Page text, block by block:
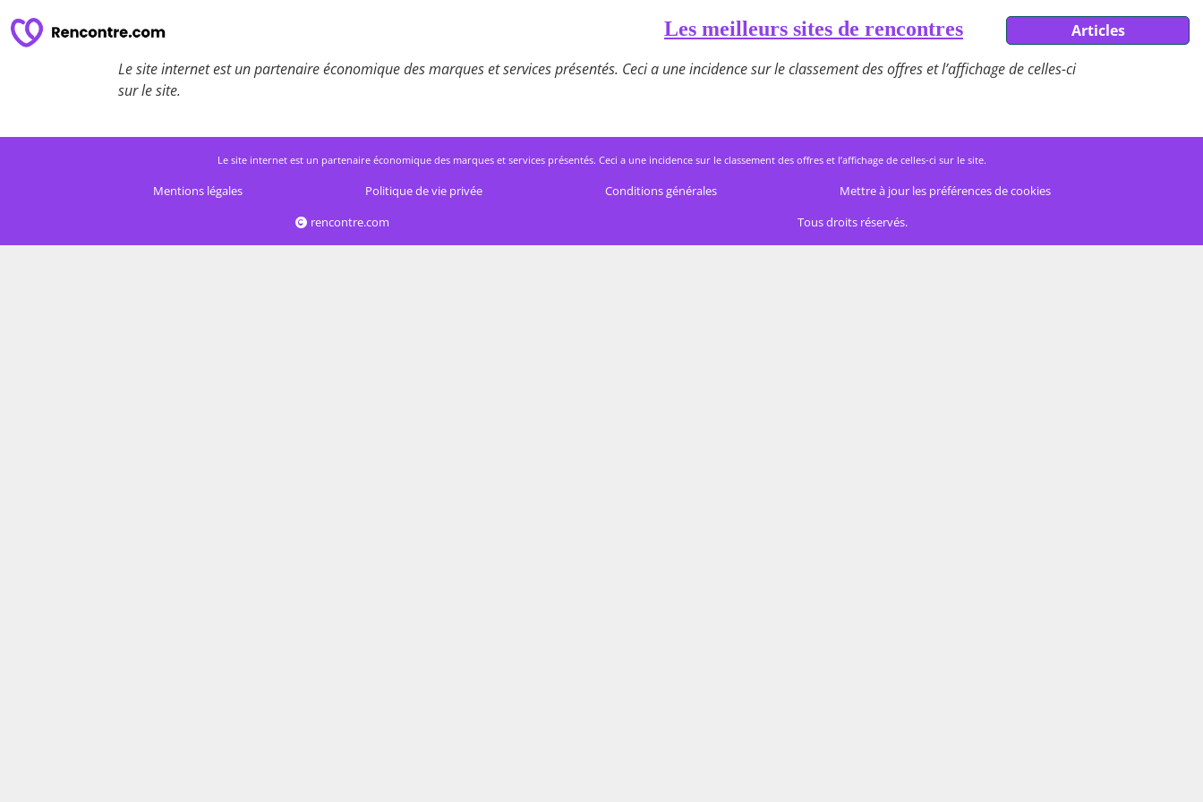
Les meilleurs sites de rencontres
Articles
Le site internet est un partenaire économique des marques et services présentés. Ceci a une incidence sur le classement des offres et l’affichage de celles-ci
sur le site.
Le site internet est un partenaire économique des marques et services présentés. Ceci a une incidence sur le classement des offres et l’affichage de celles-ci sur le site.
Mentions légales Politique de vie privée Conditions générales
Mettre à jour les préférences de cookies
rencontre.com
Tous droits réservés.